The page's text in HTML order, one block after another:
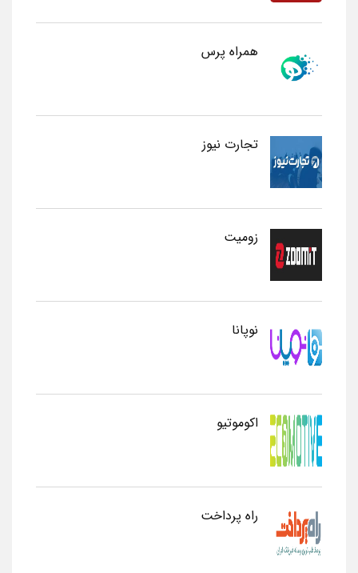
همراه پرس
تجارت نیوز
زومیت
نوپانا
اکوموتیو
راه پرداخت